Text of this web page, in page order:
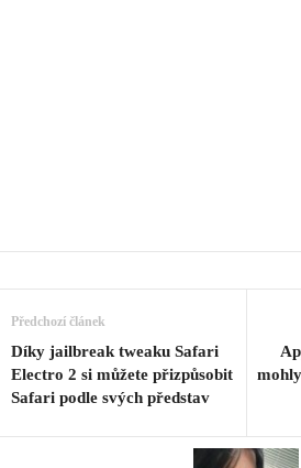
Předchozí článek
Díky jailbreak tweaku Safari
Electro 2 si můžete přizpůsobit
Safari podle svých představ